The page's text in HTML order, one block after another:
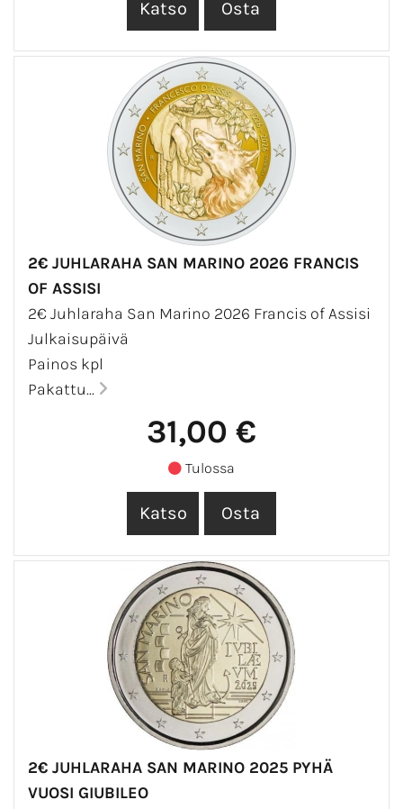
2€ JUHLARAHA SAN MARINO 2026 FRANCIS
OF ASSISI
2€ Juhlaraha San Marino 2026 Francis of Assisi
Julkaisupäivä
Painos kpl
Pakattu...
31,00 €
Tulossa
2€ JUHLARAHA SAN MARINO 2025 PYHÄ
VUOSI GIUBILEO